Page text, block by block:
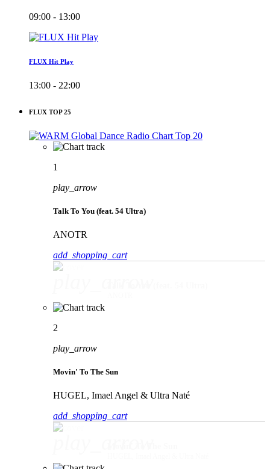
09:00 - 13:00
FLUX Hit Play
13:00 - 22:00
FLUX TOP 25
1
play_arrow
Talk To You (feat. 54 Ultra)
ANOTR
add_shopping_cart
2
play_arrow
Movin' To The Sun
HUGEL, Imael Angel & Ultra Naté
add_shopping_cart